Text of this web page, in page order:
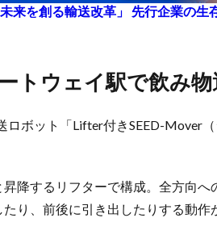
来を創る輸送改革」 先行企業の生
トウェイ駅で飲み
ボット「Lifter付きSEED-Mover
降するリフターで構成。全方向
り、前後に引き出したりする動作